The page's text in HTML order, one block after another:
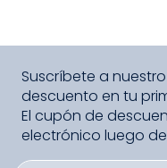
Suscríbete a
descuento en tu
El cupón de
electrónico luego